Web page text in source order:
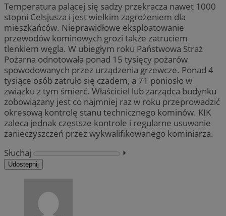
Temperatura palącej się sadzy przekracza nawet 1000
stopni Celsjusza i jest wielkim zagrożeniem dla
mieszkańców. Nieprawidłowe eksploatowanie
przewodów kominowych grozi także zatruciem
tlenkiem węgla. W ubiegłym roku Państwowa Straż
Pożarna odnotowała ponad 15 tysięcy pożarów
spowodowanych przez urządzenia grzewcze. Ponad 4
tysiące osób zatruło się czadem, a 71 poniosło w
związku z tym śmierć. Właściciel lub zarządca budynku
zobowiązany jest co najmniej raz w roku przeprowadzić
okresową kontrolę stanu technicznego kominów. KIK
zaleca jednak częstsze kontrole i regularne usuwanie
zanieczyszczeń przez wykwalifikowanego kominiarza.
Słuchaj
⏵︎
Udostępnij